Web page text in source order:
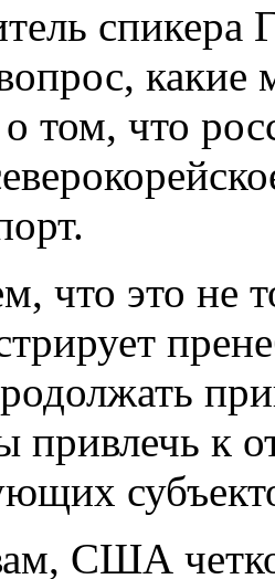
вопрос,
том, что
что это не
к
США